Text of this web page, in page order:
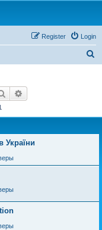
Login
Register
Search
України